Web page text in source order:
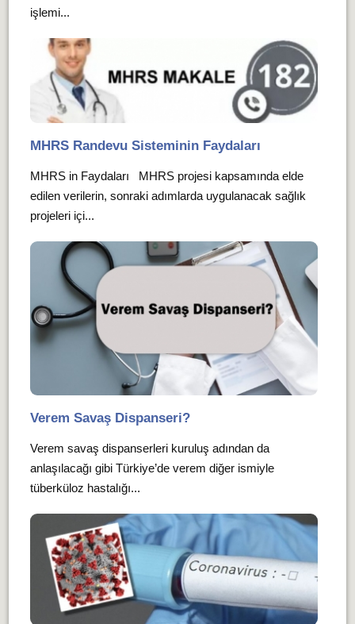
işlemi...
MHRS Randevu Sisteminin Faydaları
MHRS in Faydaları MHRS projesi kapsamında elde
edilen verilerin, sonraki adımlarda uygulanacak sağlık
projeleri içi...
Verem Savaş Dispanseri?
Verem savaş dispanserleri kuruluş adından da
anlaşılacağı gibi Türkiye’de verem diğer ismiyle
tüberküloz hastalığı...